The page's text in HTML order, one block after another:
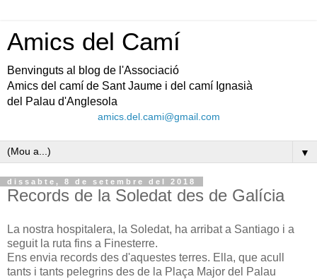
Amics del Camí
Benvinguts al blog de l'Associació
Amics del camí de Sant Jaume i del camí Ignasià
del Palau d'Anglesola
amics.del.cami@gmail.com
▼
dissabte, 8 de setembre del 2018
Records de la Soledat des de Galícia
La nostra hospitalera, la Soledat, ha arribat a Santiago i a
seguit la ruta fins a Finesterre.
Ens envia records des d'aquestes terres. Ella, que acull
tants i tants pelegrins des de la Plaça Major del Palau